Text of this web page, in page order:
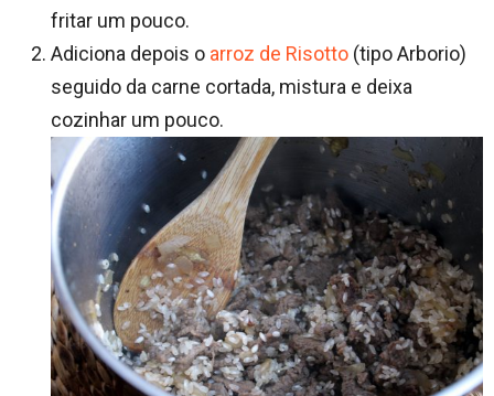
fritar um pouco.
Adiciona depois o arroz de Risotto (tipo Arborio)
seguido da carne cortada, mistura e deixa
cozinhar um pouco.